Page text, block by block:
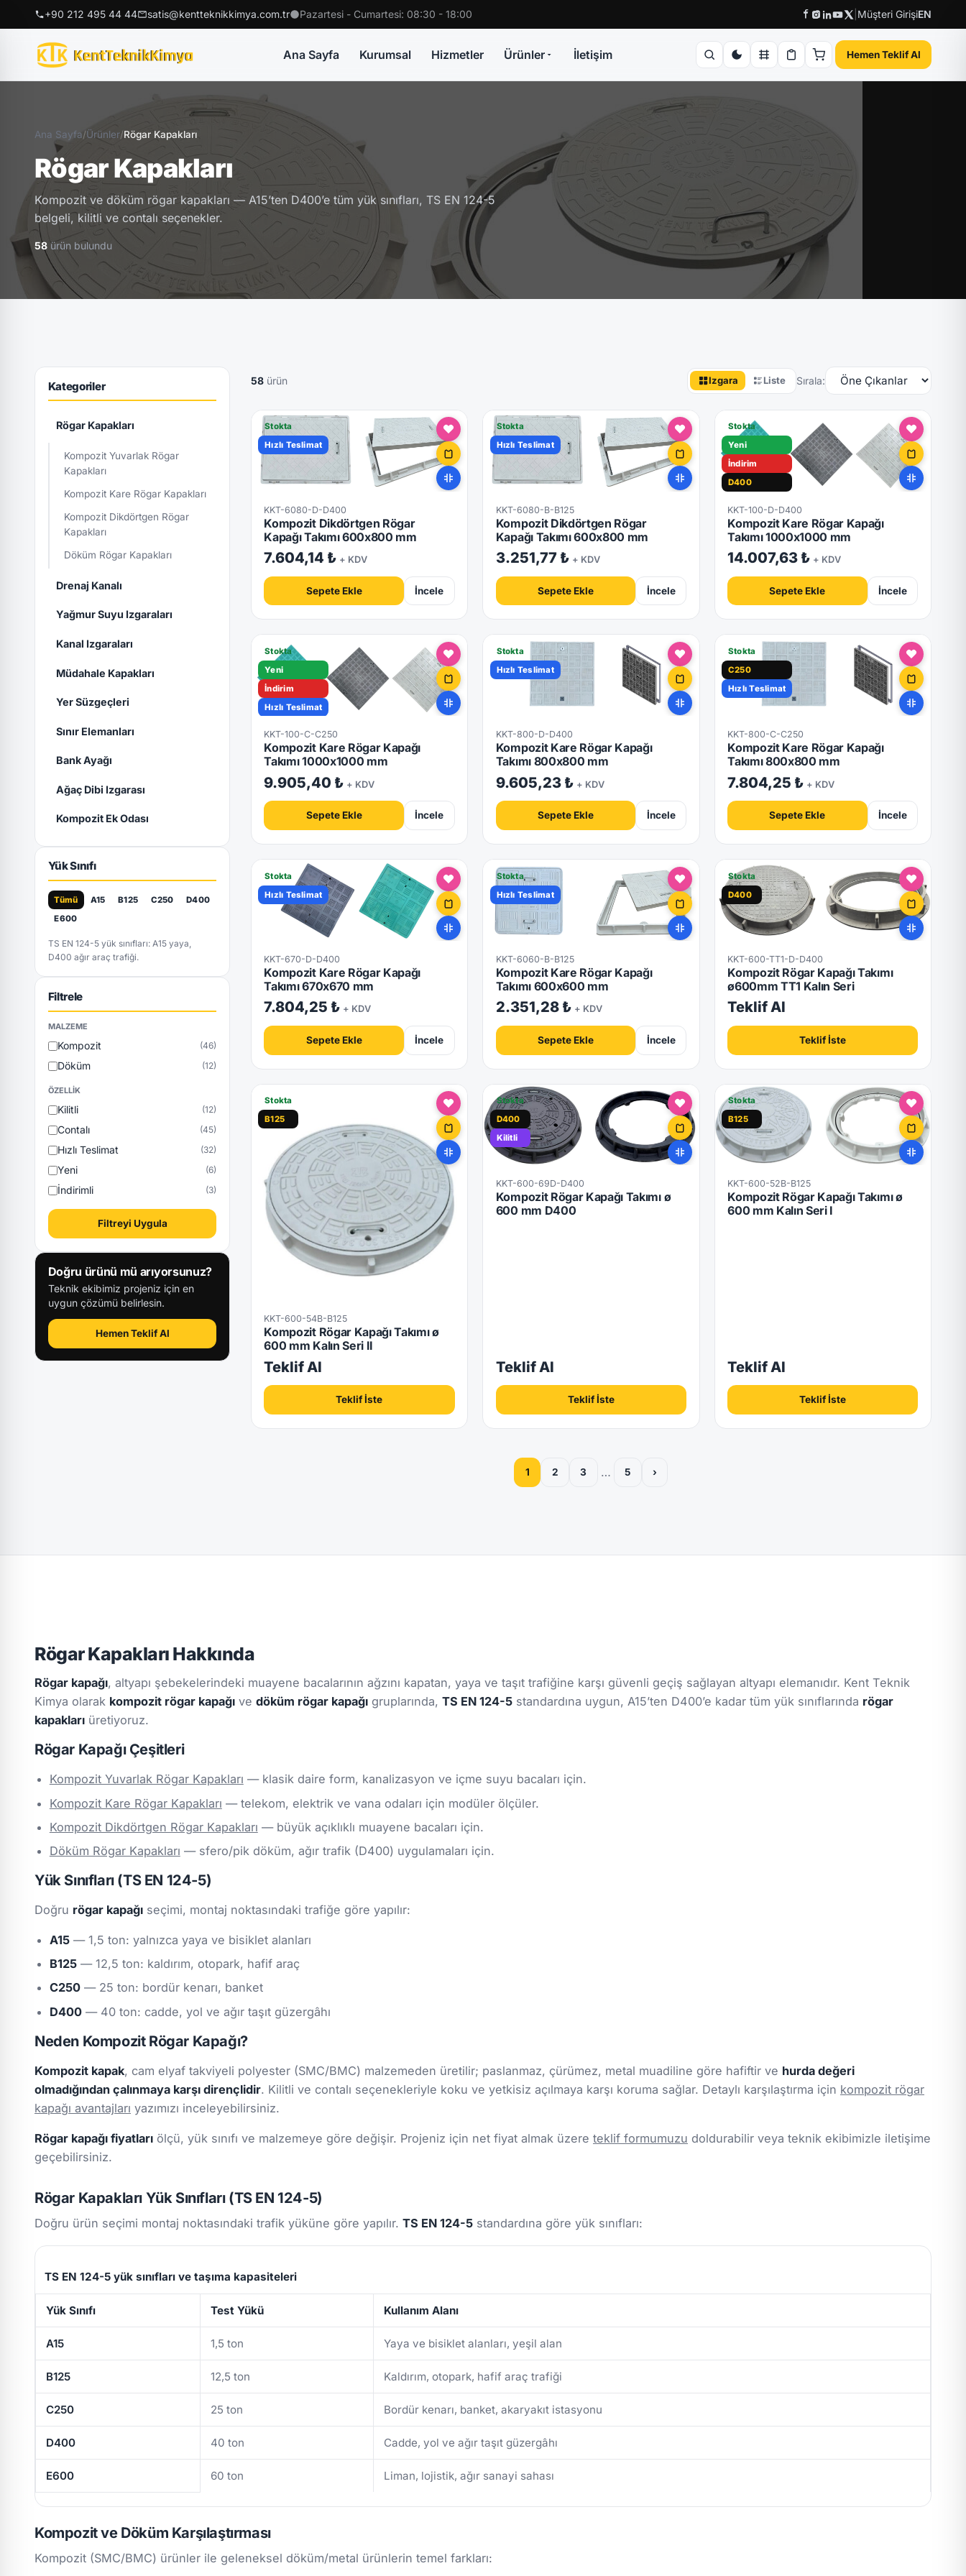
+90 212 495 44 44 satis@kentteknikkimya.com.tr Pazartesi - Cumartesi: 08:30 - 18:00 Müşteri GirişiEN
Ana Sayfa Kurumsal Hizmetler Ürünler İletişim Hemen Teklif Al
Ana Sayfa/Ürünler/Rögar Kapakları
Rögar Kapakları
Kompozit ve döküm rögar kapakları — A15’ten D400’e tüm yük sınıfları, TS EN 124-5
belgeli, kilitli ve contalı seçenekler.
58 ürün bulundu
Kategoriler
Rögar Kapakları
Kompozit Yuvarlak Rögar
Kapakları
Kompozit Kare Rögar Kapakları
Kompozit Dikdörtgen Rögar
Kapakları
Döküm Rögar Kapakları
Drenaj Kanalı
Yağmur Suyu Izgaraları
Kanal Izgaraları
Müdahale Kapakları
Yer Süzgeçleri
Sınır Elemanları
Bank Ayağı
Ağaç Dibi Izgarası
Kompozit Ek Odası
Yük Sınıfı
Tümü A15 B125 C250
D400
E600
TS EN 124-5 yük sınıfları: A15 yaya,
D400 ağır araç trafiği.
Filtrele
MALZEME
Kompozit (46)
Döküm (12)
ÖZELLIK
Kilitli (12)
Contalı (45)
Hızlı Teslimat (32)
Yeni (6)
İndirimli (3)
Filtreyi Uygula
Doğru ürünü mü arıyorsunuz?
Teknik ekibimiz projeniz için en
uygun çözümü belirlesin.
Hemen Teklif Al
58ürün Izgara Liste Sırala:
Stokta
Hızlı Teslimat
KKT-6080-D-D400
Kompozit Dikdörtgen Rögar
Kapağı Takımı 600x800 mm
7.604,14 ₺ + KDV
Sepete Ekle İncele
Stokta
Hızlı Teslimat
KKT-6080-B-B125
Kompozit Dikdörtgen Rögar
Kapağı Takımı 600x800 mm
3.251,77 ₺ + KDV
Sepete Ekle İncele
Stokta
Yeni
İndirim
D400
Kilitli
KKT-100-D-D400
Kompozit Kare Rögar Kapağı
Takımı 1000x1000 mm
14.007,63 ₺ + KDV
Sepete Ekle İncele
Stokta
Yeni
İndirim
Hızlı Teslimat
KKT-100-C-C250
Kompozit Kare Rögar Kapağı
Takımı 1000x1000 mm
9.905,40 ₺ + KDV
Sepete Ekle İncele
Stokta
Hızlı Teslimat
KKT-800-D-D400
Kompozit Kare Rögar Kapağı
Takımı 800x800 mm
9.605,23 ₺ + KDV
Sepete Ekle İncele
Stokta
C250
Hızlı Teslimat
KKT-800-C-C250
Kompozit Kare Rögar Kapağı
Takımı 800x800 mm
7.804,25 ₺ + KDV
Sepete Ekle İncele
Stokta
Hızlı Teslimat
KKT-670-D-D400
Kompozit Kare Rögar Kapağı
Takımı 670x670 mm
7.804,25 ₺ + KDV
Sepete Ekle İncele
Stokta
Hızlı Teslimat
KKT-6060-B-B125
Kompozit Kare Rögar Kapağı
Takımı 600x600 mm
2.351,28 ₺ + KDV
Sepete Ekle İncele
Stokta
D400
KKT-600-TT1-D-D400
Kompozit Rögar Kapağı Takımı
ø600mm TT1 Kalın Seri
Teklif Al
Teklif İste
Stokta
B125
KKT-600-54B-B125
Kompozit Rögar Kapağı Takımı ø
600 mm Kalın Seri II
Teklif Al
Teklif İste
Stokta
D400
Kilitli
KKT-600-69D-D400
Kompozit Rögar Kapağı Takımı ø
600 mm D400
Teklif Al
Teklif İste
Stokta
B125
KKT-600-52B-B125
Kompozit Rögar Kapağı Takımı ø
600 mm Kalın Seri I
Teklif Al
Teklif İste
1 2 3 … 5 ›
Rögar Kapakları Hakkında
Rögar kapağı, altyapı şebekelerindeki muayene bacalarının ağzını kapatan, yaya ve taşıt trafiğine karşı güvenli geçiş sağlayan altyapı elemanıdır. Kent Teknik
Kimya olarak kompozit rögar kapağı ve döküm rögar kapağı gruplarında, TS EN 124-5 standardına uygun, A15’ten D400’e kadar tüm yük sınıflarında rögar
kapakları üretiyoruz.
Rögar Kapağı Çeşitleri
Kompozit Yuvarlak Rögar Kapakları — klasik daire form, kanalizasyon ve içme suyu bacaları için.
Kompozit Kare Rögar Kapakları — telekom, elektrik ve vana odaları için modüler ölçüler.
Kompozit Dikdörtgen Rögar Kapakları — büyük açıklıklı muayene bacaları için.
Döküm Rögar Kapakları — sfero/pik döküm, ağır trafik (D400) uygulamaları için.
Yük Sınıfları (TS EN 124-5)
Doğru rögar kapağı seçimi, montaj noktasındaki trafiğe göre yapılır:
A15— 1,5 ton: yalnızca yaya ve bisiklet alanları
B125— 12,5 ton: kaldırım, otopark, hafif araç
C250— 25 ton: bordür kenarı, banket
D400— 40 ton: cadde, yol ve ağır taşıt güzergâhı
Neden Kompozit Rögar Kapağı?
Kompozit kapak, cam elyaf takviyeli polyester (SMC/BMC) malzemeden üretilir; paslanmaz, çürümez, metal muadiline göre hafiftir ve hurda değeri
olmadığından çalınmaya karşı dirençlidir. Kilitli ve contalı seçenekleriyle koku ve yetkisiz açılmaya karşı koruma sağlar. Detaylı karşılaştırma için kompozit rögar
kapağı avantajları yazımızı inceleyebilirsiniz.
Rögar kapağı fiyatları ölçü, yük sınıfı ve malzemeye göre değişir. Projeniz için net fiyat almak üzere teklif formumuzu doldurabilir veya teknik ekibimizle iletişime
geçebilirsiniz.
Rögar Kapakları Yük Sınıfları (TS EN 124-5)
Doğru ürün seçimi montaj noktasındaki trafik yüküne göre yapılır. TS EN 124-5 standardına göre yük sınıfları:
TS EN 124-5 yük sınıfları ve taşıma kapasiteleri
Yük Sınıfı Test Yükü Kullanım Alanı
A15 1,5 ton Yaya ve bisiklet alanları, yeşil alan
B125 12,5 ton Kaldırım, otopark, hafif araç trafiği
C250 25 ton Bordür kenarı, banket, akaryakıt istasyonu
D400 40 ton Cadde, yol ve ağır taşıt güzergâhı
E600 60 ton Liman, lojistik, ağır sanayi sahası
Kompozit ve Döküm Karşılaştırması
Kompozit (SMC/BMC) ürünler ile geleneksel döküm/metal ürünlerin temel farkları: